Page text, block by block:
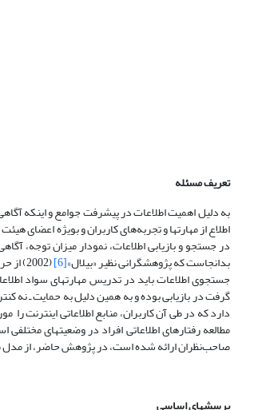
تعریف مسئله
به دلیل اهمیت اطلاعات در پیشرفت جوامع و اینکه آگاهی
اطلاع از مهارتها و تجربه‌های کاربران و بویژه
در جستجو و بازیابی اطلاعات، نمودار میزان توجه،‌
بدانجاست که پژوهشگرانی نظیر «بیلال»[6]
جستجوی اطلاعات باید در تدریس مهارتهای سواد
گرفت در بازیابی بوده و به همین دلیل به حمایت ـ نه
دارد که در طی آن کاربران، منابع اطلاعاتی اینترنت
مطالعه رفتارهای اطلاعاتی افراد در وضعیتهای
صاحب‌نظران ارائه شده است، در پژوهش حاضر، از مدل